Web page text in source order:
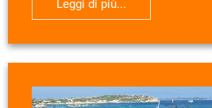
Leggi di più...